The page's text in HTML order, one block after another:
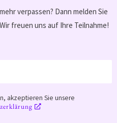
verpassen? Dann melden Sie
freuen uns auf Ihre Teilnahme!
akzeptieren Sie unsere